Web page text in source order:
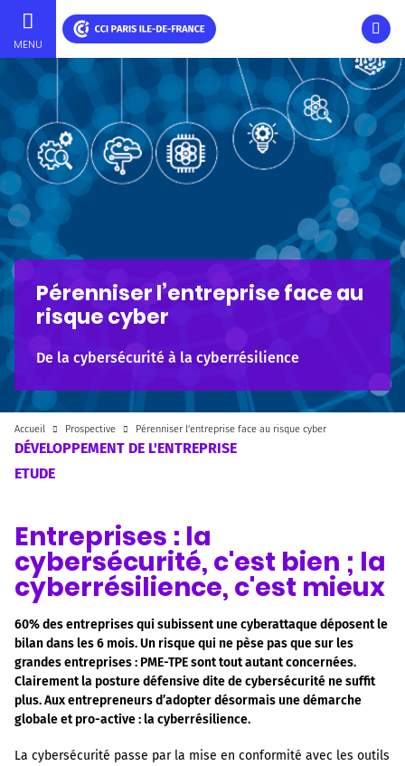
contenu
principal
MENU
Pérenniser l’entreprise face au
risque cyber
De la cybersécurité à la cyberrésilience
Accueil Prospective Pérenniser l’entreprise face au risque cyber
DÉVELOPPEMENT DE L'ENTREPRISE
ETUDE
Entreprises : la
cybersécurité, c'est bien ; la
cyberrésilience, c'est mieux
60% des entreprises qui subissent une cyberattaque déposent le
bilan dans les 6 mois. Un risque qui ne pèse pas que sur les
grandes entreprises : PME-TPE sont tout autant concernées.
Clairement la posture défensive dite de cybersécurité ne suffit
plus. Aux entrepreneurs d’adopter désormais une démarche
globale et pro-active : la cyberrésilience.
La cybersécurité passe par la mise en conformité avec les outils